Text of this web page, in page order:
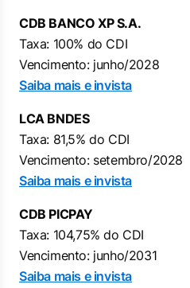
CDB BANCO XP S.A.
Taxa: 100% do CDI
Vencimento: junho/2028
Saiba mais e invista
LCA BNDES
Taxa: 81,5% do CDI
Vencimento: setembro/2028
Saiba mais e invista
CDB PICPAY
Taxa: 104,75% do CDI
Vencimento: junho/2031
Saiba mais e invista